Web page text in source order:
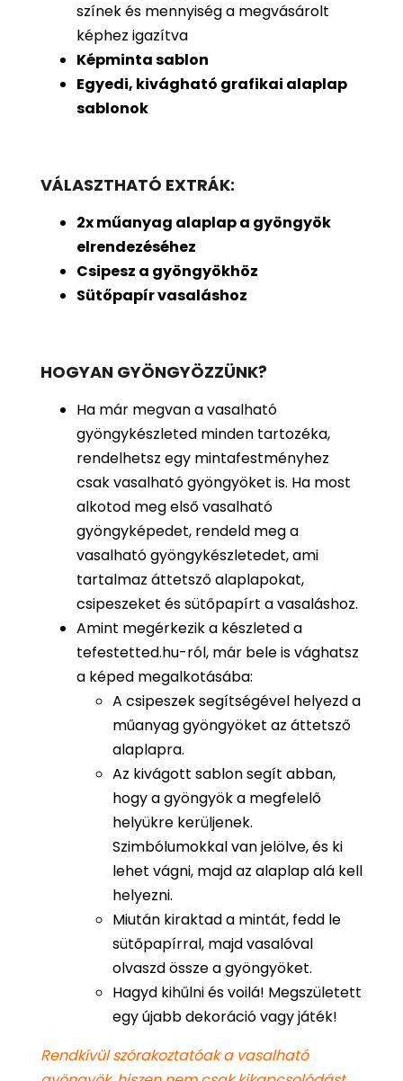
színek és mennyiség a megvásárolt
képhez igazítva
Képminta sablon
Egyedi, kivágható grafikai alaplap
sablonok
VÁLASZTHATÓ EXTRÁK:
2x műanyag alaplap a gyöngyök
elrendezéséhez
Csipesz a gyöngyökhöz
Sütőpapír vasaláshoz
HOGYAN GYÖNGYÖZZÜNK?
Ha már megvan a vasalható
gyöngykészleted minden tartozéka,
rendelhetsz egy mintafestményhez
csak vasalható gyöngyöket is. Ha most
alkotod meg első vasalható
gyöngyképedet, rendeld meg a
vasalható gyöngykészletedet, ami
tartalmaz áttetsző alaplapokat,
csipeszeket és sütőpapírt a vasaláshoz.
Amint megérkezik a készleted a
tefestetted.hu-ról, már bele is vághatsz
a képed megalkotásába:
A csipeszek segítségével helyezd a
műanyag gyöngyöket az áttetsző
alaplapra.
Az kivágott sablon segít abban,
hogy a gyöngyök a megfelelő
helyükre kerüljenek.
Szimbólumokkal van jelölve, és ki
lehet vágni, majd az alaplap alá kell
helyezni.
Miután kiraktad a mintát, fedd le
sütőpapírral, majd vasalóval
olvaszd össze a gyöngyöket.
Hagyd kihűlni és voilá! Megszületett
egy újabb dekoráció vagy játék!
Rendkívül szórakoztatóak a vasalható